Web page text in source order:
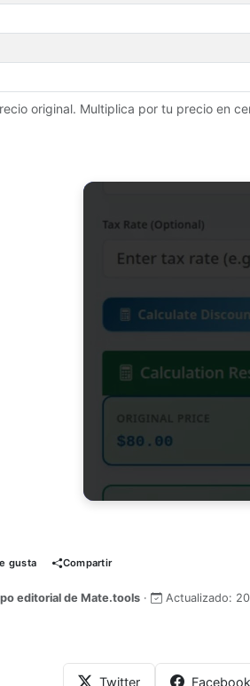
original. Multiplica por tu precio en
gusta Compartir
editorial de Mate.tools · Actualizado:
Twitter Facebook